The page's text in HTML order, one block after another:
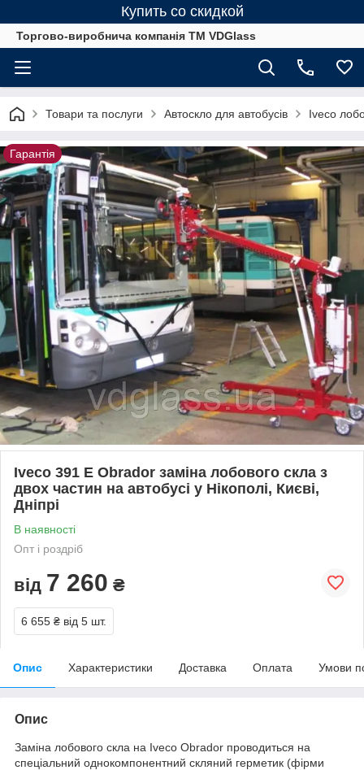
Купить со скидкой
Торгово-виробнича компанія ТМ VDGlass
Товари та послуги Автоскло для автобуcів Iveco
Гарантія
Iveco 391 E Obrador заміна лобового скла з
двох частин на автобусі у Нікополі, Києві,
Дніпрі
В наявності
Опт і роздріб
від 7 260 ₴
6 655 ₴ від 5 шт.
Опис Характеристики Доставка Оплата Умови
Опис
Заміна лобового скла на Iveco Obrador проводиться на
спеціальний однокомпонентний скляний герметик (фірми